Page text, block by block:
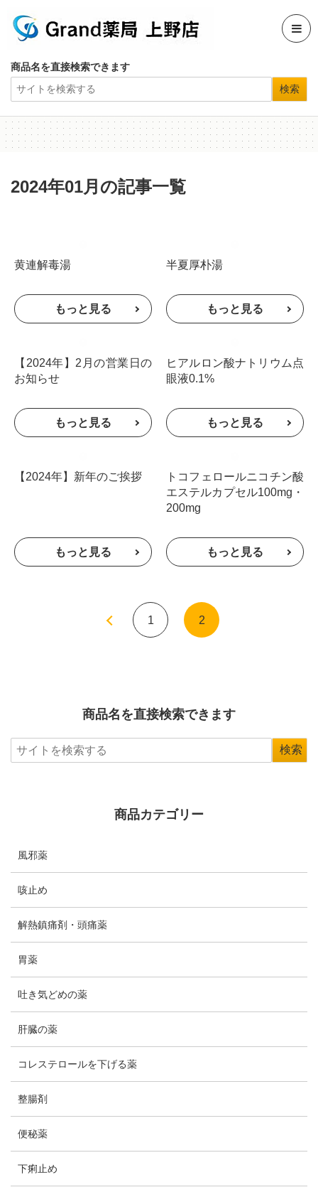
商品名を直接検索できます
2024年01月の記事一覧
黄連解毒湯 半夏厚朴湯
【2024年】2月の営業日の
お知らせ
ヒアルロン酸ナトリウム点
眼液0.1%
【2024年】新年のご挨拶
トコフェロールニコチン酸
エステルカプセル100mg・
200mg
« 1 2
商品名を直接検索できます
商品カテゴリー
風邪薬
咳止め
解熱鎮痛剤・頭痛薬
胃薬
吐き気どめの薬
肝臓の薬
コレステロールを下げる薬
整腸剤
便秘薬
下痢止め